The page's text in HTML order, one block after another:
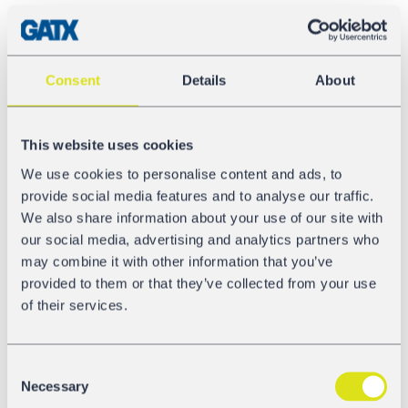
Consent Details About
This website uses cookies
We use cookies to personalise content and ads, to
provide social media features and to analyse our traffic.
We also share information about your use of our site with
our social media, advertising and analytics partners who
may combine it with other information that you’ve
provided to them or that they’ve collected from your use
of their services.
Selection
Necessary
recevez automatiquement des messages d’état,
par exemple, l’entrée ou la sortie d’un terminal ou
d’un atelier.
informations en temps réel concernant les
évènements de transport comme les chocs, les
déraillements, un arrêt non-prévu.
Enregistrement de la performance kilométrique
Les informations exactes et rapides concernant le
kilométrage et, ainsi, la réserve d’usure de certains
modules permettent de mieux planifier les
passages en atelier.
notre flotte – selon le type de wagon et en fonction des
besoins de nos clients. Vous avez une idée ou faites face